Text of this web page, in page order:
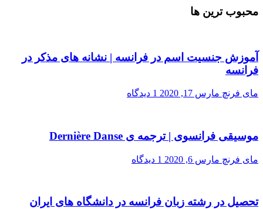
محبوب ترین ها
آموزش جنسیت اسم در فرانسه | نشانه های مذکر در
فرانسه
مای فرنچ مارس 17, 2020 1 دیدگاه
موسیقی فرانسوی | ترجمه ی Dernière Danse
مای فرنچ مارس 6, 2020 1 دیدگاه
تحصیل در رشته زبان فرانسه در دانشگاه های ایران